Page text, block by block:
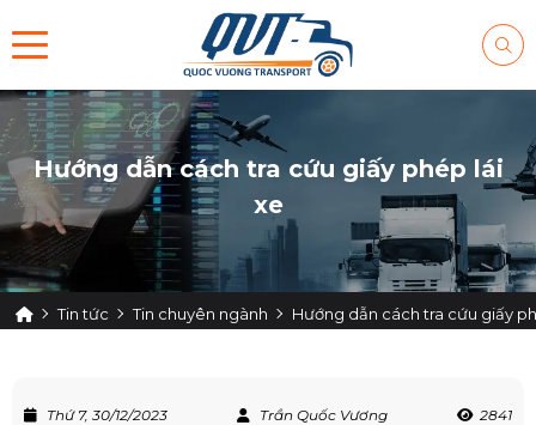
Hướng dẫn cách tra cứu giấy phép lái
xe
Tin tức Tin chuyên ngành Hướng dẫn cách tra cứu giấy
Thứ 7, 30/12/2023 Trần Quốc Vương 2841